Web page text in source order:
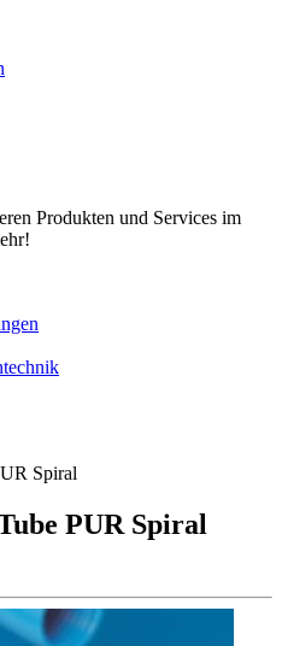
Produkten und Services im
Spiral
PUR Spiral